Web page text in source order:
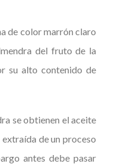
de color marrón claro
del fruto de la
su alto contenido de
se obtienen el aceite
de un proceso
antes debe pasar